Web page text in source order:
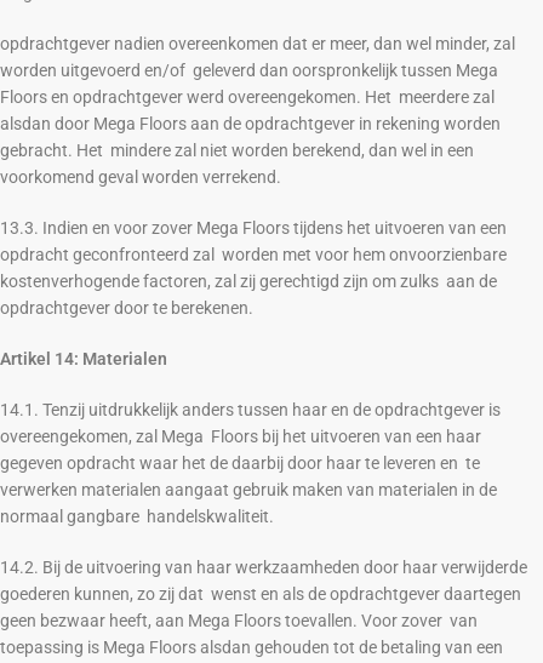
opdrachtgever nadien overeenkomen dat er meer, dan wel minder, zal
worden uitgevoerd en/of geleverd dan oorspronkelijk tussen Mega
Floors en opdrachtgever werd overeengekomen. Het meerdere zal
alsdan door Mega Floors aan de opdrachtgever in rekening worden
gebracht. Het mindere zal niet worden berekend, dan wel in een
voorkomend geval worden verrekend.
13.3. Indien en voor zover Mega Floors tijdens het uitvoeren van een
opdracht geconfronteerd zal worden met voor hem onvoorzienbare
kostenverhogende factoren, zal zij gerechtigd zijn om zulks aan de
opdrachtgever door te berekenen.
Artikel 14: Materialen
14.1. Tenzij uitdrukkelijk anders tussen haar en de opdrachtgever is
overeengekomen, zal Mega Floors bij het uitvoeren van een haar
gegeven opdracht waar het de daarbij door haar te leveren en te
verwerken materialen aangaat gebruik maken van materialen in de
normaal gangbare handelskwaliteit.
14.2. Bij de uitvoering van haar werkzaamheden door haar verwijderde
goederen kunnen, zo zij dat wenst en als de opdrachtgever daartegen
geen bezwaar heeft, aan Mega Floors toevallen. Voor zover van
toepassing is Mega Floors alsdan gehouden tot de betaling van een